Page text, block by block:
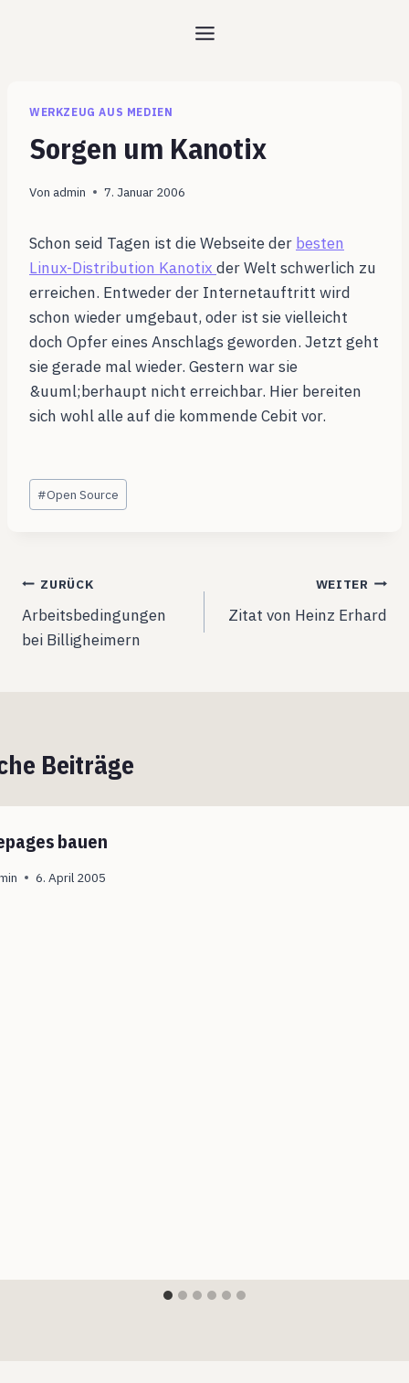
WERKZEUG AUS MEDIEN
Sorgen um Kanotix
Von admin 7. Januar 2006
Schon seid Tagen ist die Webseite der besten
Linux-Distribution Kanotix der Welt schwerlich zu
erreichen. Entweder der Internetauftritt wird
schon wieder umgebaut, oder ist sie vielleicht
doch Opfer eines Anschlags geworden. Jetzt geht
sie gerade mal wieder. Gestern war sie
&uuml;berhaupt nicht erreichbar. Hier bereiten
sich wohl alle auf die kommende Cebit vor.
Schlagworte:
#Open Source
Beitragsnavigation
ZURÜCK
Arbeitsbedingungen
bei Billigheimern
WEITER
Zitat von Heinz Erhard
Beiträge
bauen
6. April 2005